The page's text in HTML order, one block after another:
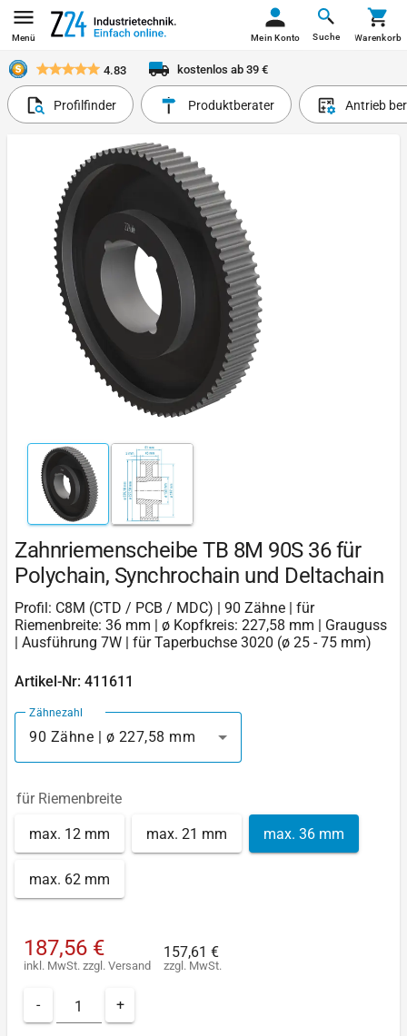
Menü Suche
Mein Konto Warenkorb
4.83 kostenlos ab 39 €
Profilfinder Produktberater Antrieb
Zahnriemenscheibe TB 8M 90S 36 für
Polychain, Synchrochain und Deltachain
Profil: C8M (CTD / PCB / MDC) | 90 Zähne | für
Riemenbreite: 36 mm | ø Kopfkreis: 227,58 mm | Grauguss
| Ausführung 7W | für Taperbuchse 3020 (ø 25 - 75 mm)
Artikel-Nr: 411611
Zähnezahl
90 Zähne | ø 227,58 mm
für Riemenbreite
max. 12 mm max. 21 mm max. 36 mm
max. 62 mm
187,56 €
inkl. MwSt. zzgl. Versand
157,61 €
zzgl. MwSt.
- +